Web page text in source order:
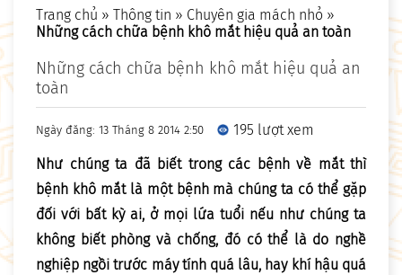
Trang chủ » Thông tin » Chuyên gia mách nhỏ »
Những cách chữa bệnh khô mắt hiệu quả an toàn
Những cách chữa bệnh khô mắt hiệu quả an
toàn
Ngày đăng: 13 Tháng 8 2014 2:50
195 lượt xem
Như chúng ta đã biết trong các bệnh về mắtthì
bệnh khô mắt là một bệnh mà chúng ta có thể gặp
đối với bất kỳ ai, ở mọi lứa tuổi nếu như chúng ta
không biết phòng và chống, đó có thể là do nghề
nghiệp ngồi trước máy tính quá lâu, hay khí hậu quá